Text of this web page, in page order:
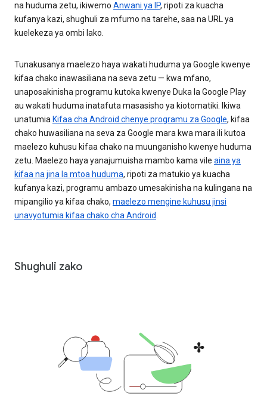
na huduma zetu, ikiwemo Anwani ya IP, ripoti za kuacha
kufanya kazi, shughuli za mfumo na tarehe, saa na URL ya
kuelekeza ya ombi lako.
Tunakusanya maelezo haya wakati huduma ya Google kwenye
kifaa chako inawasiliana na seva zetu — kwa mfano,
unaposakinisha programu kutoka kwenye Duka la Google Play
au wakati huduma inatafuta masasisho ya kiotomatiki. Ikiwa
unatumia Kifaa cha Android chenye programu za Google, kifaa
chako huwasiliana na seva za Google mara kwa mara ili kutoa
maelezo kuhusu kifaa chako na muunganisho kwenye huduma
zetu. Maelezo haya yanajumuisha mambo kama vile aina ya
kifaa na jina la mtoa huduma, ripoti za matukio ya kuacha
kufanya kazi, programu ambazo umesakinisha na kulingana na
mipangilio ya kifaa chako, maelezo mengine kuhusu jinsi
unavyotumia kifaa chako cha Android.
Shughuli zako